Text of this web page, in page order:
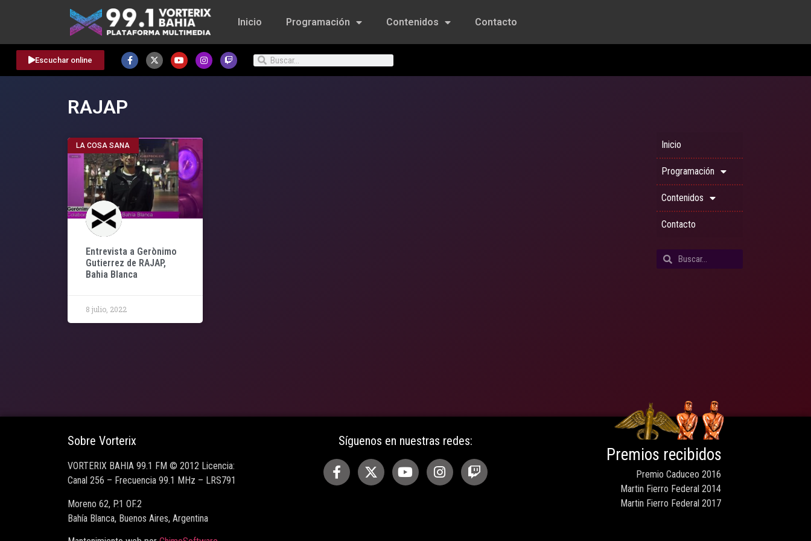
Inicio Programación Contenidos Contacto
Escuchar online
RAJAP
LA COSA SANA
Entrevista a Gerònimo
Gutierrez de RAJAP,
Bahia Blanca
8 julio, 2022
Inicio
Programación
Contenidos
Contacto
Sobre Vorterix
VORTERIX BAHIA 99.1 FM © 2012 Licencia:
Canal 256 – Frecuencia 99.1 MHz – LRS791
Moreno 62, P.1 OF.2
Bahía Blanca, Buenos Aires, Argentina
Síguenos en nuestras redes:
Premios recibidos
Premio Caduceo 2016
Martin Fierro Federal 2014
Martin Fierro Federal 2017